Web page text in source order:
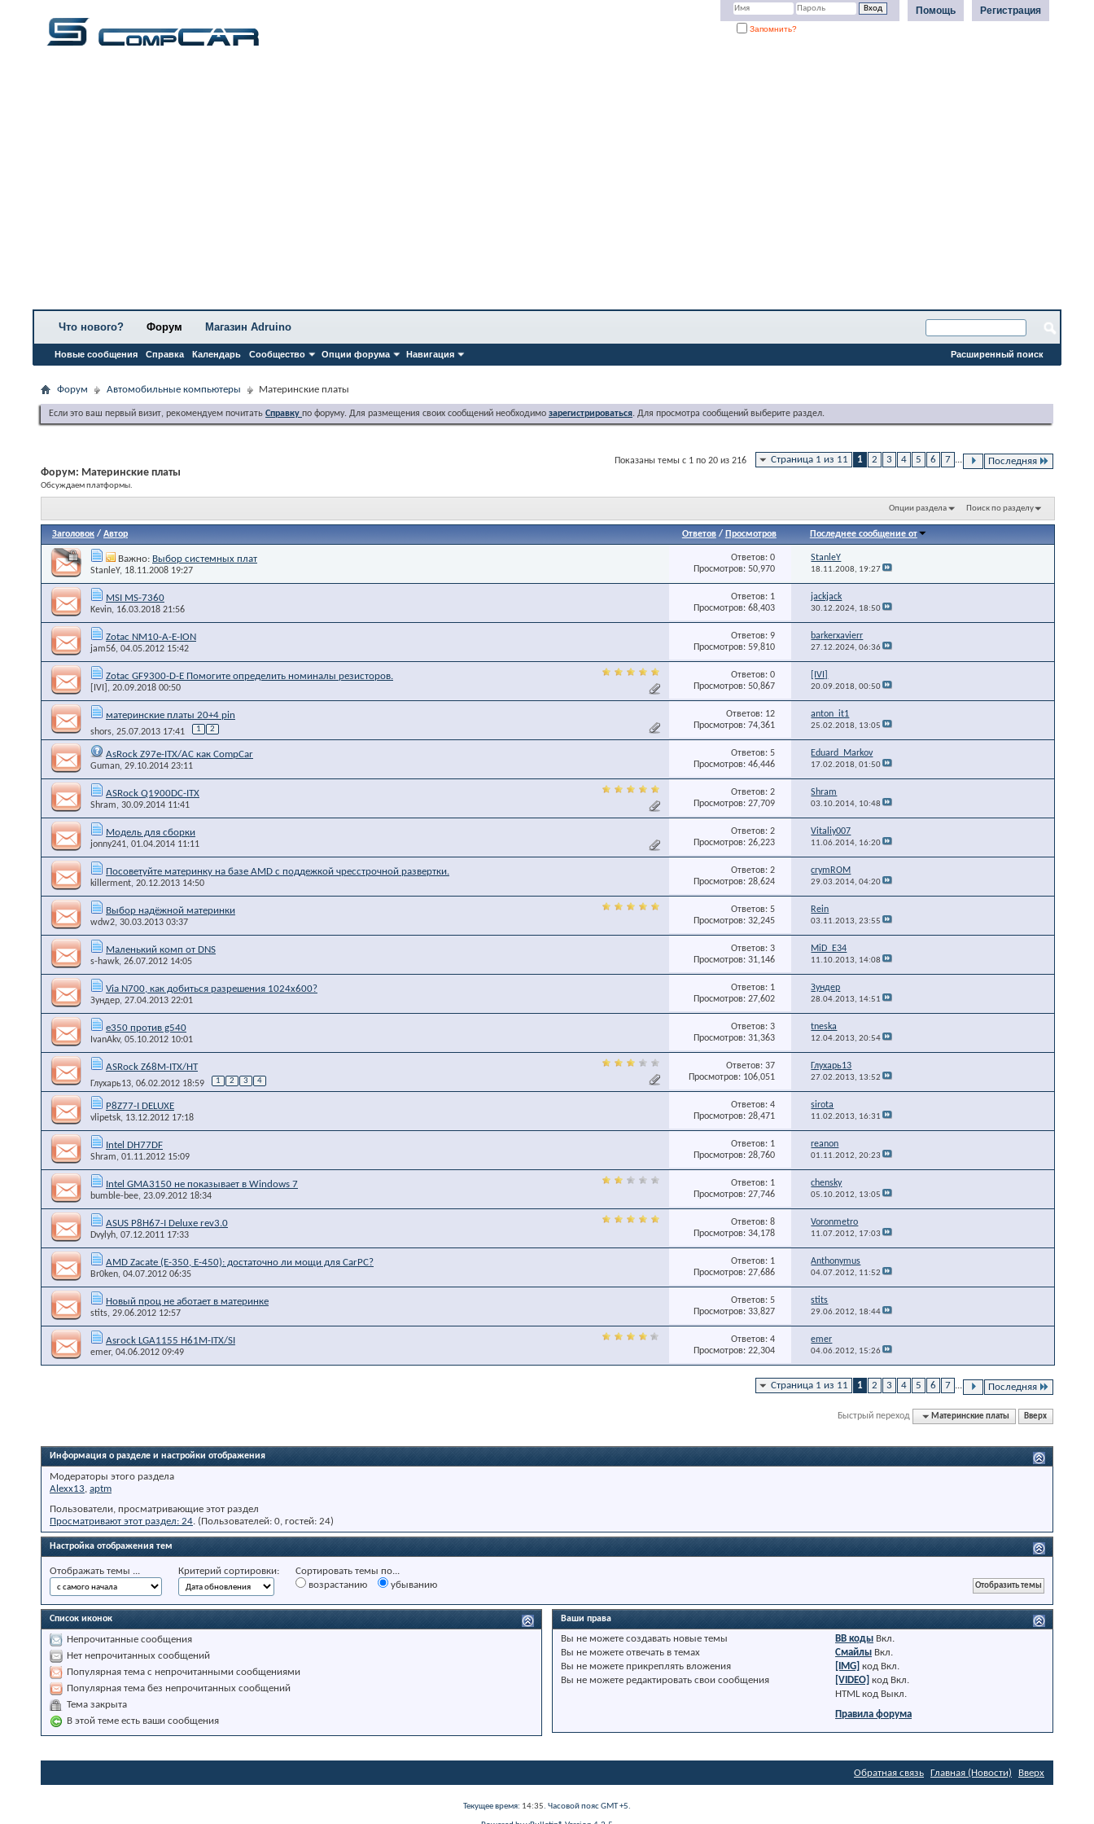
Регистрация
Помощь
Запомнить?
Что нового? Форум
Новые сообщения Справка Календарь Сообщество Опции форума Навигация
Магазин Adruino
Расширенный поиск
Форум Автомобильные компьютеры Материнские платы
Если это ваш первый визит, рекомендуем почитать Справку по форуму. Для размещения своих сообщений необходимо зарегистрироваться. Для просмотра сообщений выберите раздел.
Страница 1 из 11 1 2 3 4 5 6 7 ... Последняя
Показаны темы с 1 по 20 из 216
Форум: Материнские платы
Обсуждаем платформы.
Опции раздела Поиск по разделу
Заголовок / Автор Ответов/ Просмотров Последнее сообщение от
Важно: Выбор системных плат
StanleY, 18.11.2008 19:27
Ответов: 0
Просмотров: 50,970
StanleY
18.11.2008, 19:27
MSI MS-7360
Kevin, 16.03.2018 21:56
Ответов: 1
Просмотров: 68,403
jackjack
30.12.2024, 18:50
Zotac NM10-A-E-ION
jam56, 04.05.2012 15:42
Ответов: 9
Просмотров: 59,810
barkerxavierr
27.12.2024,06:36
Zotac GF9300-D-E Помогите определить номиналы резисторов.
[IVI] , 20.09.2018 00:50
Ответов: 0
Просмотров: 50,867
[IVI]
20.09.2018,00:50
материнские платы 20+4 pin
shors, 25.07.2013 17:41 1 2
Ответов: 12
Просмотров: 74,361
anton_it1
25.02.2018, 13:05
AsRock Z97e-ITX/AC как CompCar
Guman, 29.10.2014 23:11
Ответов: 5
Просмотров: 46,446
Eduard_Markov
17.02.2018,01:50
ASRock Q1900DC-ITX
Shram, 30.09.2014 11:41
Ответов: 2
Просмотров: 27,709
Shram
03.10.2014, 10:48
Модель для сборки
jonny241, 01.04.2014 11:11
Ответов: 2
Просмотров: 26,223
Vitaliy007
11.06.2014, 16:20
Посоветуйте материнку на базе AMD с поддежкой чресстрочной развертки.
killerment, 20.12.2013 14:50
Ответов: 2
Просмотров: 28,624
crymROM
29.03.2014,04:20
Выбор надёжной материнки
wdw2, 30.03.2013 03:37
Ответов: 5
Просмотров: 32,245
Rein
03.11.2013,23:55
Маленький комп от DNS
s-hawk, 26.07.2012 14:05
Ответов: 3
Просмотров: 31,146
MiD_E34
11.10.2013, 14:08
Via N700, как добиться разрешения 1024х600?
Зундер, 27.04.2013 22:01
Ответов: 1
Просмотров: 27,602
Зундер
28.04.2013, 14:51
e350 против g540
IvanAkv, 05.10.2012 10:01
Ответов: 3
Просмотров: 31,363
tneska
12.04.2013,20:54
ASRock Z68M-ITX/HT
Глухарь13, 06.02.2012 18:59 1 2 3 4
Ответов: 37
Просмотров: 106,051
Глухарь13
27.02.2013, 13:52
P8Z77-I DELUXE
vlipetsk, 13.12.2012 17:18
Ответов: 4
Просмотров: 28,471
sirota
11.02.2013, 16:31
Intel DH77DF
Shram, 01.11.2012 15:09
Ответов: 1
Просмотров: 28,760
reanon
01.11.2012,20:23
Intel GMA3150 не показывает в Windows 7
bumble-bee, 23.09.2012 18:34
Ответов: 1
Просмотров: 27,746
chensky
05.10.2012, 13:05
ASUS P8H67-I Deluxe rev3.0
Dvylyh, 07.12.2011 17:33
Ответов: 8
Просмотров: 34,178
Voronmetro
11.07.2012, 17:03
AMD Zacate (E-350, E-450): достаточно ли мощи для CarPC?
Br0ken, 04.07.2012 06:35
Ответов: 1
Просмотров: 27,686
Anthonymus
04.07.2012, 11:52
Новый проц не аботает в материнке
stits, 29.06.2012 12:57
Ответов: 5
Просмотров: 33,827
stits
29.06.2012, 18:44
Asrock LGA1155 H61M-ITX/SI
emer, 04.06.2012 09:49
Ответов: 4
Просмотров: 22,304
emer
04.06.2012, 15:26
Страница 1 из 11 1 2 3 4 5 6 7 ... Последняя
Быстрый переход Материнские платы Вверх
Информация о разделе и настройки отображения
Модераторы этого раздела
Alexx13, aptm
Пользователи, просматривающие этот раздел
Просматривают этот раздел: 24. (Пользователей: 0, гостей: 24)
Настройка отображения тем
Отображать темы ... Критерий сортировки:
Сортировать темы по...
возрастанию
убыванию
Список иконок
Непрочитанные сообщения
Нет непрочитанных сообщений
Популярная тема с непрочитанными сообщениями
Популярная тема без непрочитанных сообщений
Тема закрыта
В этой теме есть ваши сообщения
Ваши права
Вы не можете создавать новые темы
Вы не можете отвечать в темах
Вы не можете прикреплять вложения
Вы не можете редактировать свои сообщения
BB коды Вкл.
Смайлы Вкл.
[IMG] код Вкл.
[VIDEO] код Вкл.
HTML код Выкл.
Правила форума
Обратная связь Главная (Новости) Вверх
Текущее время: 14:35. Часовой пояс GMT +5.